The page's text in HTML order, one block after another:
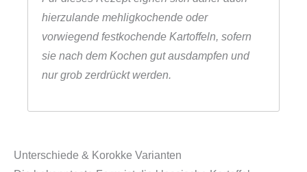
hierzulande mehligkochende oder
vorwiegend festkochende Kartoffeln, sofern
sie nach dem Kochen gut ausdampfen und
nur grob zerdrückt werden.
Unterschiede & Korokke Varianten